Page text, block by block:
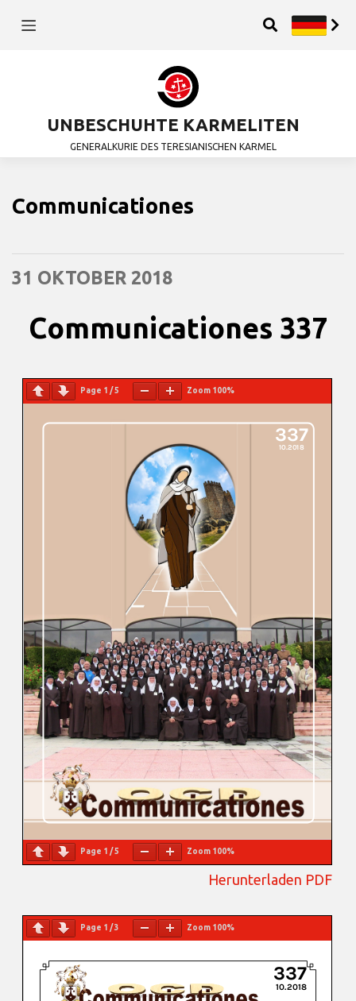
UNBESCHUHTE KARMELITEN
GENERALKURIE DES TERESIANISCHEN KARMEL
Communicationes
31 OKTOBER 2018
Communicationes 337
Page 1 /5 Zoom 100%
Page 1 /5 Zoom 100%
Herunterladen PDF
Page 1 /3 Zoom 100%